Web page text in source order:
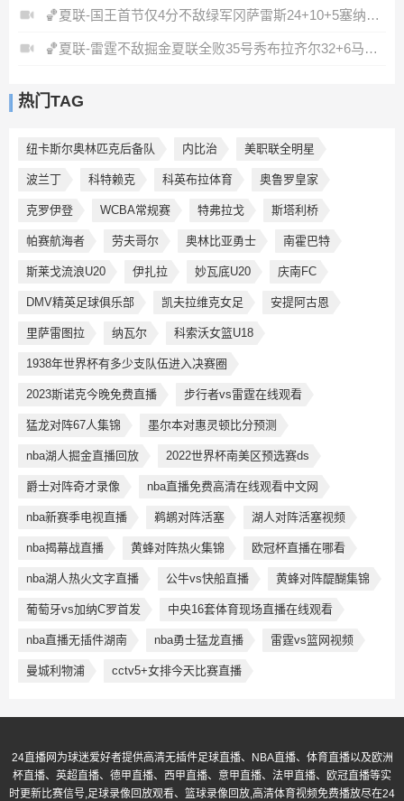
🏀夏联-国王首节仅4分不敌绿军冈萨雷斯24+10+5塞纳克10+12
🏀夏联-雷霆不敌掘金夏联全败35号秀布拉齐尔32+6马拉14+7+6
热门TAG
纽卡斯尔奥林匹克后备队 内比治 美职联全明星
波兰丁 科特赖克 科英布拉体育 奥鲁罗皇家
克罗伊登 WCBA常规赛 特弗拉戈 斯塔利桥
帕赛航海者 劳夫哥尔 奥林比亚勇士 南霍巴特
斯莱戈流浪U20 伊扎拉 妙瓦底U20 庆南FC
DMV精英足球俱乐部 凯夫拉维克女足 安提阿古恩
里萨雷图拉 纳瓦尔 科索沃女篮U18
1938年世界杯有多少支队伍进入决赛圈
2023斯诺克今晚免费直播 步行者vs雷霆在线观看
猛龙对阵67人集锦 墨尔本对惠灵顿比分预测
nba湖人掘金直播回放 2022世界杯南美区预选赛ds
爵士对阵奇才录像 nba直播免费高清在线观看中文网
nba新赛季电视直播 鹈鹕对阵活塞 湖人对阵活塞视频
nba揭幕战直播 黄蜂对阵热火集锦 欧冠杯直播在哪看
nba湖人热火文字直播 公牛vs快船直播 黄蜂对阵醍醐集锦
葡萄牙vs加纳C罗首发 中央16套体育现场直播在线观看
nba直播无插件湖南 nba勇士猛龙直播 雷霆vs篮网视频
曼城利物浦 cctv5+女排今天比赛直播
24直播网为球迷爱好者提供高清无插件足球直播、NBA直播、体育直播以及欧洲
杯直播、英超直播、德甲直播、西甲直播、意甲直播、法甲直播、欧冠直播等实
时更新比赛信号,足球录像回放观看、篮球录像回放,高清体育视频免费播放尽在24